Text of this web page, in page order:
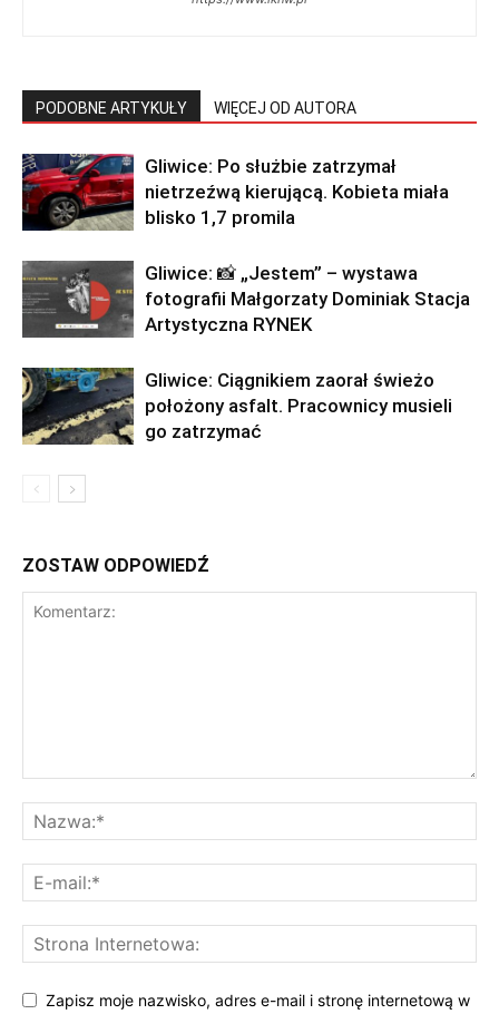
PODOBNE ARTYKUŁY WIĘCEJ OD AUTORA
Gliwice: Po służbie zatrzymał
nietrzeźwą kierującą. Kobieta miała
blisko 1,7 promila
Gliwice: 📸 „Jestem” – wystawa
fotografii Małgorzaty Dominiak Stacja
Artystyczna RYNEK
Gliwice: Ciągnikiem zaorał świeżo
położony asfalt. Pracownicy musieli
go zatrzymać
ZOSTAW ODPOWIEDŹ
Zapisz moje nazwisko, adres e-mail i stronę internetową w